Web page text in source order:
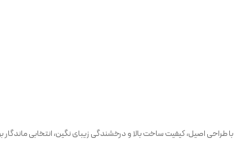
با طراحی اصیل، کیفیت ساخت بالا و درخشندگی زیبای نگین، انتخابی